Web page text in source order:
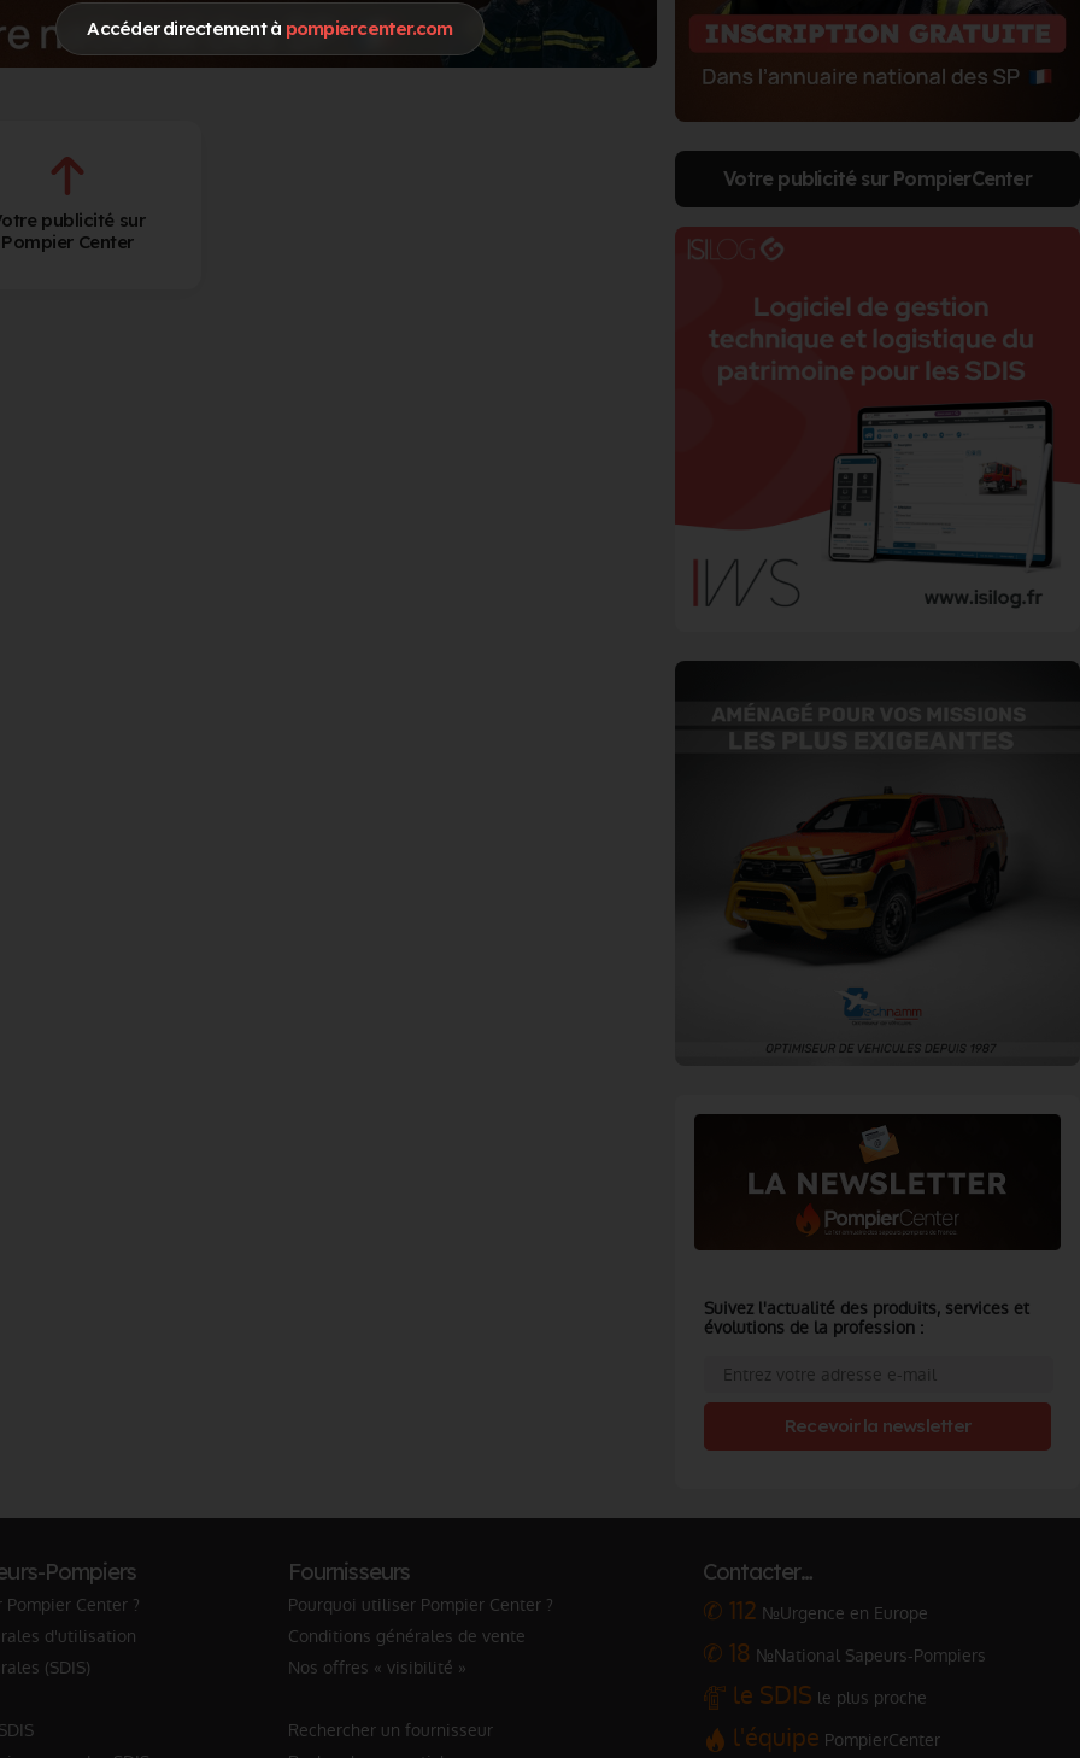
Accéder directement à pompiercenter.com
publicité sur
Pompier Center
Votre publicité sur PompierCenter
Suivez l'actualité des produits, services et
évolutions de la profession :
Recevoir la newsletter
Pompiers
Center ?
d'utilisation
(SDIS)
Fournisseurs
Pourquoi utiliser Pompier Center ?
Conditions générales de vente
Nos offres « visibilité »
Rechercher un fournisseur
Contacter…
✆ 112 №Urgence en Europe
✆ 18 №National Sapeurs-Pompiers
le SDIS le plus proche
l'équipe PompierCenter